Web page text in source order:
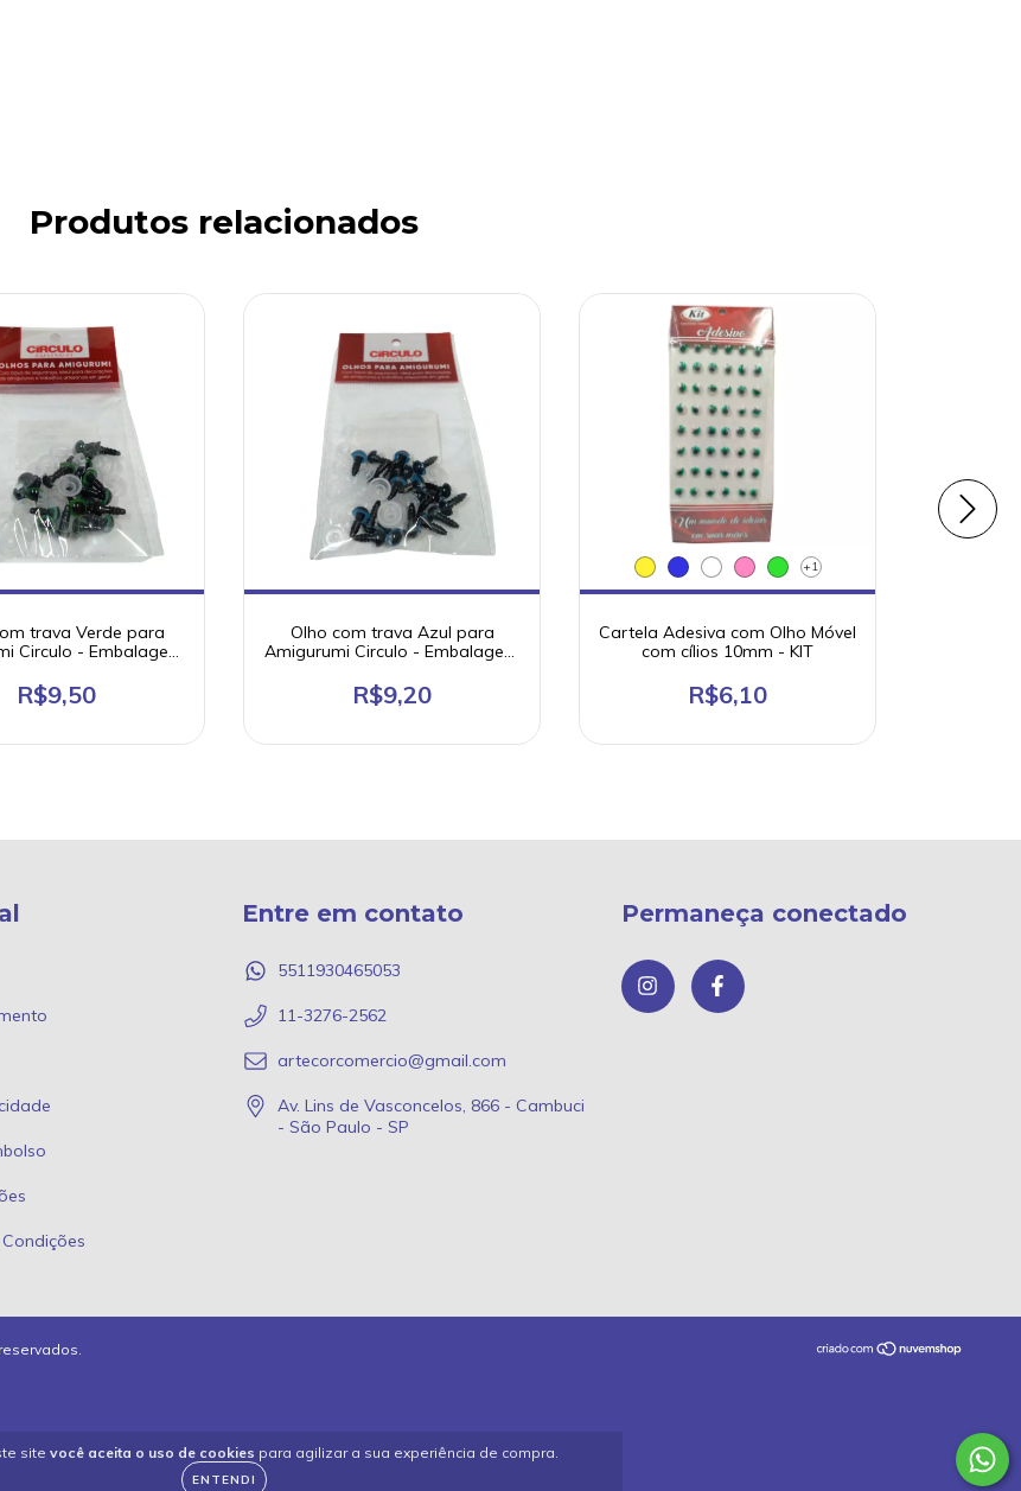
site você aceita o uso de cookies para agilizar a sua experiência de compra.
ENTENDI
Produtos relacionados
trava Verde para
Circulo - Embalagem
R$9,50
Olho com trava Azul para
Amigurumi Circulo - Embalagem
R$9,20
+1
Cartela Adesiva com Olho Móvel
com cílios 10mm - KIT
R$6,10
Entre em contato
5511930465053
11-3276-2562
artecorcomercio@gmail.com
Av. Lins de Vasconcelos, 866 - Cambuci
- São Paulo - SP
Permaneça conectado